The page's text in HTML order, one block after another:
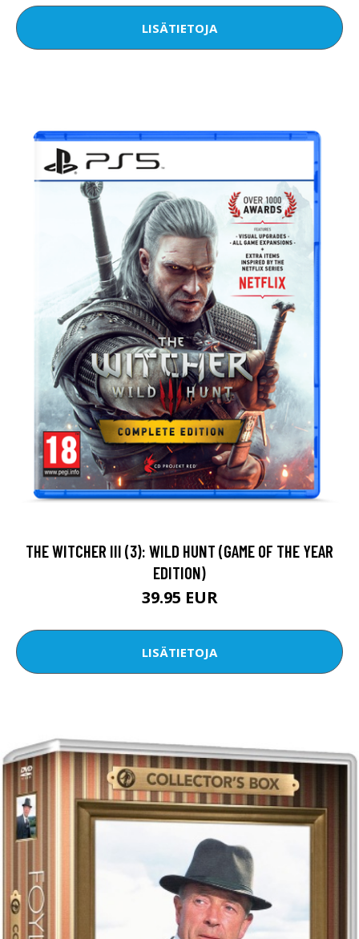
LISÄTIETOJA
THE WITCHER III (3): WILD HUNT (GAME OF THE YEAR
EDITION)
39.95 EUR
LISÄTIETOJA